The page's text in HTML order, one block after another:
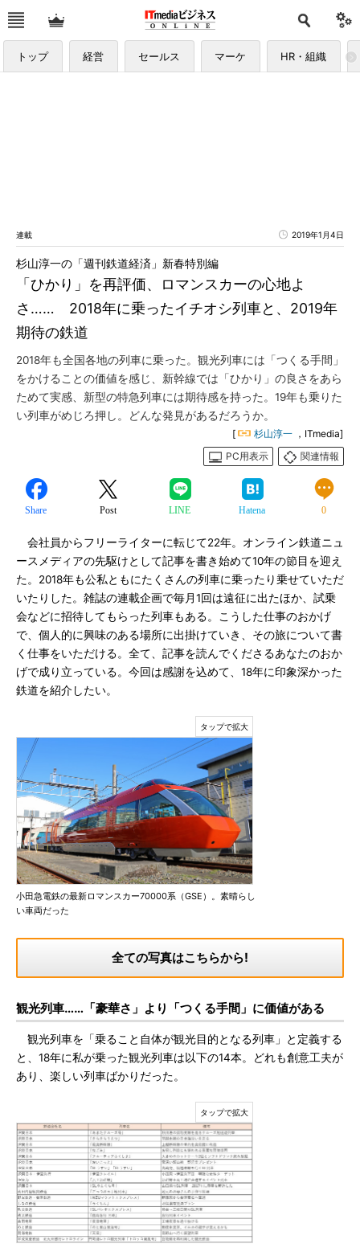
トップ 経営 セールス マーケ HR・組織
連載 2019年1月4日
「ひかり」を再評価、ロマンスカーの心地よ
さ…… 2018年に乗ったイチオシ列車と、2019年
期待の鉄道
杉山淳一の「週刊鉄道経済」新春特別編
2018年も全国各地の列車に乗った。観光列車には「つくる手間」
をかけることの価値を感じ、新幹線では「ひかり」の良さをあら
ためて実感、新型の特急列車には期待感を持った。19年も乗りた
い列車がめじろ押し。どんな発見があるだろうか。
[ 杉山淳一 ，ITmedia]
PC用表示
関連情報
Share Post LINE Hatena 0
会社員からフリーライターに転じて22年。オンライン鉄道ニュ
ースメディアの先駆けとして記事を書き始めて10年の節目を迎え
た。2018年も公私ともにたくさんの列車に乗ったり乗せていただ
いたりした。雑誌の連載企画で毎月1回は遠征に出たほか、試乗
会などに招待してもらった列車もある。こうした仕事のおかげ
で、個人的に興味のある場所に出掛けていき、その旅について書
く仕事をいただける。全て、記事を読んでくださるあなたのおか
げで成り立っている。今回は感謝を込めて、18年に印象深かった
鉄道を紹介したい。
小田急電鉄の最新ロマンスカー70000系（GSE）。素晴らし
い車両だった
全ての写真はこちらから!
観光列車……「豪華さ」より「つくる手間」に価値がある
観光列車を「乗ること自体が観光目的となる列車」と定義する
と、18年に私が乗った観光列車は以下の14本。どれも創意工夫が
あり、楽しい列車ばかりだった。